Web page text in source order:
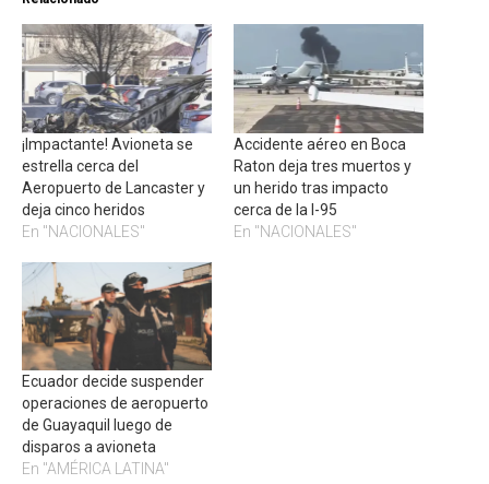
¡Impactante! Avioneta se
estrella cerca del
Aeropuerto de Lancaster y
deja cinco heridos
En "NACIONALES"
Accidente aéreo en Boca
Raton deja tres muertos y
un herido tras impacto
cerca de la I-95
En "NACIONALES"
Ecuador decide suspender
operaciones de aeropuerto
de Guayaquil luego de
disparos a avioneta
En "AMÉRICA LATINA"